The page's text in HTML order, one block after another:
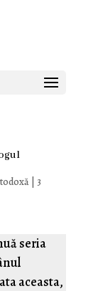
| 3
seria
aceasta,